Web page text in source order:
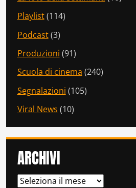
Playlist(114)
Podcast(3)
Produzioni (91)
Scuola di cinema (240)
Segnalazioni (105)
Viral News (10)
ARCHIVI
ARCHIVI